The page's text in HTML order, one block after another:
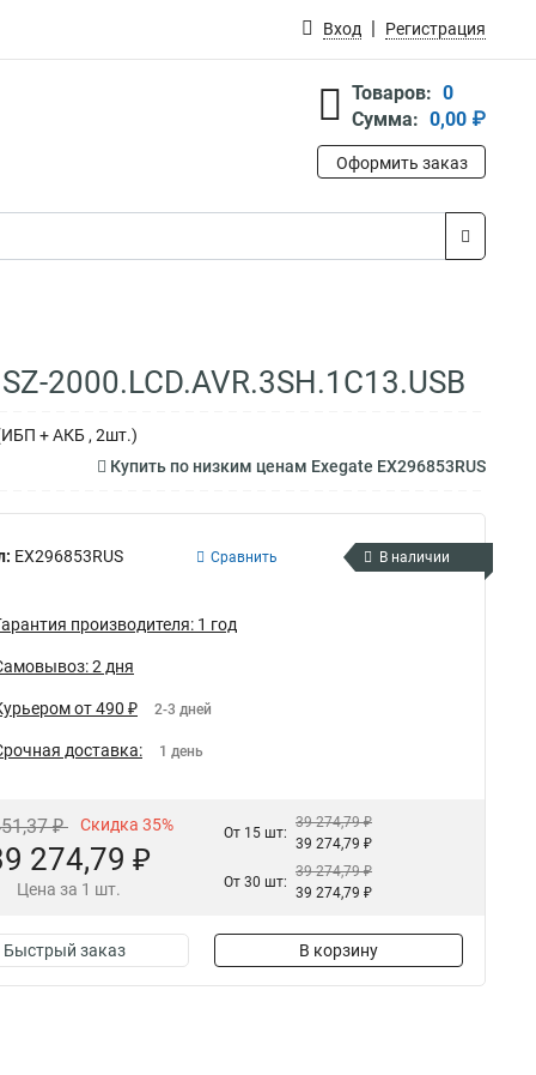
Вход Регистрация
Товаров: 0
Сумма: 0,00 ₽
Оформить заказ
2000.LCD.AVR.3SH.1C13.USB
+ АКБ , 2шт.)
Купить по низким ценам Exegate EX296853RUS
EX296853RUS Сравнить В наличии
производителя: 1 год
2 дня
от 490 ₽ 2-3 дней
доставка: 1 день
₽ Скидка 35%
274,79 ₽
Цена за 1 шт.
От 15 шт:
39 274,79 ₽
39 274,79 ₽
От 30 шт:
39 274,79 ₽
39 274,79 ₽
Быстрый заказ В корзину